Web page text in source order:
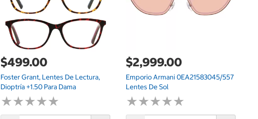
$499.00
Foster Grant, Lentes De Lectura,
Dioptría +1.50 Para Dama
★★★★★
★★★★★
$2,999.00
Emporio Armani 0EA21583045/557
Lentes De Sol
★★★★★
★★★★★